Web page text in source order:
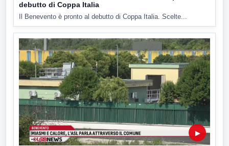
debutto di Coppa Italia
Il Benevento è pronto al debutto di Coppa Italia. Scelte...
▶